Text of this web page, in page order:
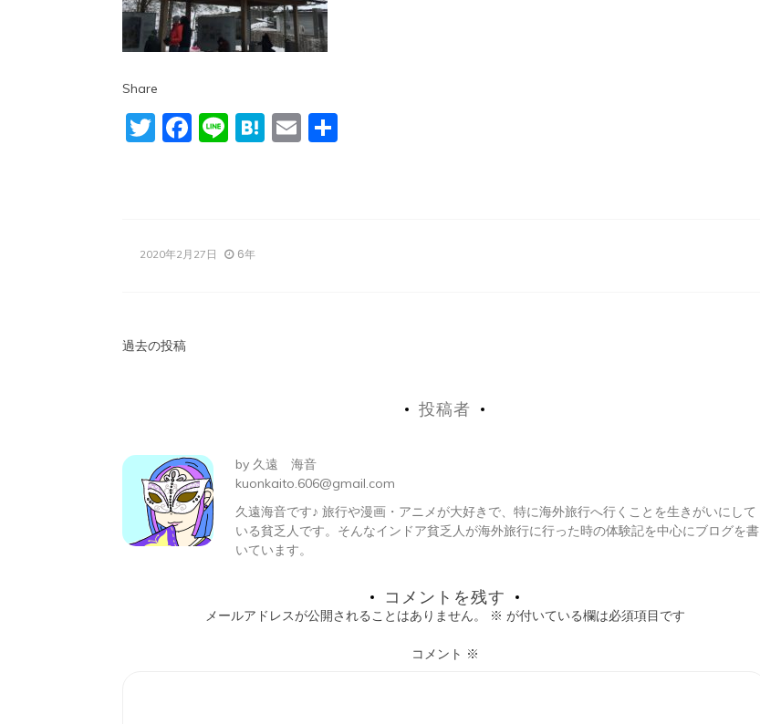
Share
Twitter
Facebook
LineHatena
Email
2020年2月27日 6年
投
ビ
ゲ
ー
過去の投稿
投稿者
by 久遠 海音
kuonkaito.606@gmail.com
久遠海音です♪ 旅行や漫画・アニメが大好きで、特に海外旅行へ行くことを生きがいにして
いる貧乏人です。そんなインドア貧乏人が海外旅行に行った時の体験記を中心にブログを書
いています。
コメントを残す
メールアドレスが公開されることはありません。 ※ が付いている欄は必須項目です
コメント ※